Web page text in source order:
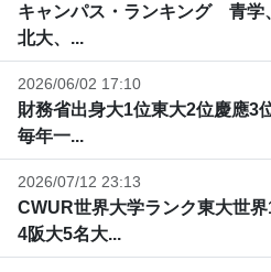
キャンパス・ランキング 青
北大、...
2026/06/02 17:10
財務省出身大1位東大2位慶應3
毎年一...
2026/07/12 23:13
CWUR世界大学ランク東大世
4阪大5名大...